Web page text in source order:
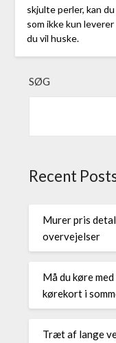
skjulte perler, kan
som ikke kun
du vil huske.
SØG
Recent
Murer pris
overvejelser
Må du køre
kørekort i
Træt af lange